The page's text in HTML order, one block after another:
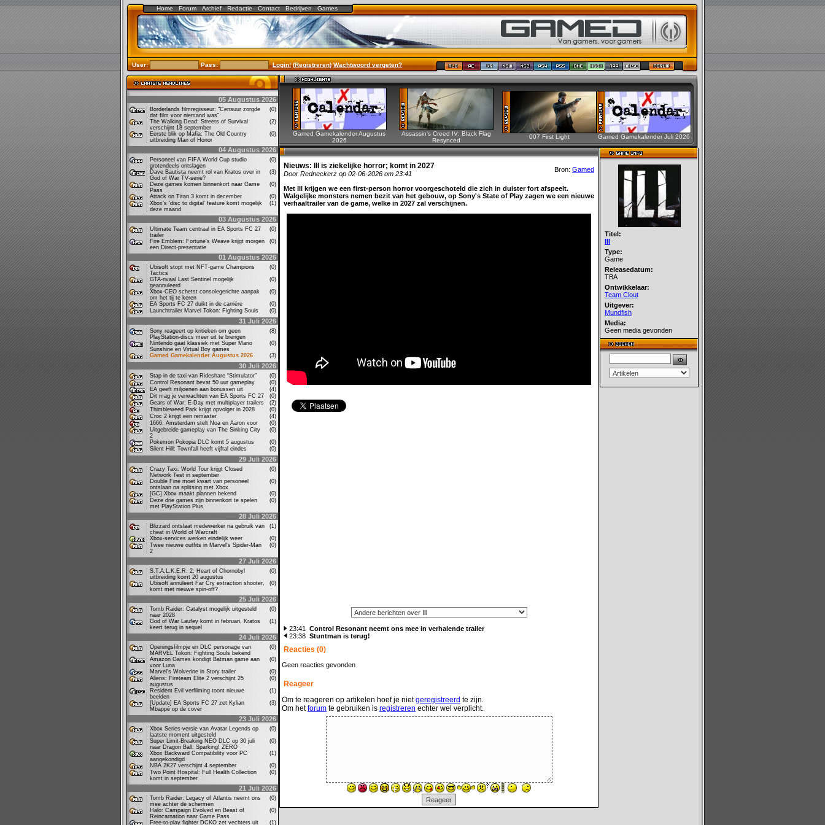
Home Forum Archief Redactie Contact Bedrijven Games
User: Pass: Login!(Registreren)Wachtwoord vergeten?
05 Augustus 2026
Borderlands filmregisseur: "Censuur zorgde
dat film voor niemand was"
(0)
The Walking Dead: Streets of Survival
verschijnt 18 september
(2)
Eerste blik op Mafia: The Old Country
uitbreiding Man of Honor
(0)
04 Augustus 2026
Personeel van FIFA World Cup studio
grotendeels ontslagen
(0)
Dave Bautista neemt rol van Kratos over in
God of War TV-serie?
(3)
Deze games komen binnenkort naar Game
Pass
(0)
Attack on Titan 3 komt in december
(0)
Xbox’s ‘disc to digital’ feature komt mogelijk
deze maand
(1)
03 Augustus 2026
Ultimate Team centraal in EA Sports FC 27
trailer
(0)
Fire Emblem: Fortune's Weave krijgt morgen
een Direct-presentatie
(0)
01 Augustus 2026
Ubisoft stopt met NFT-game Champions
Tactics
(0)
GTA-rivaal Last Sentinel mogelijk
geannuleerd
(0)
Xbox-CEO schetst consolegerichte aanpak
om het tij te keren
(0)
EA Sports FC 27 duikt in de carrière
(0)
Launchtrailer Marvel Tokon: Fighting Souls
(0)
31 Juli 2026
Sony reageert op kritieken om geen
PlayStation-discs meer uit te brengen
(8)
Nintendo gaat klassiek met Super Mario
Sunshine en Virtual Boy games
(0)
Gamed Gamekalender Augustus 2026
(3)
30 Juli 2026
Stap in de taxi van Rideshare “Stimulator”
(0)
Control Resonant bevat 50 uur gameplay
(0)
EA geeft miljoenen aan bonussen uit
(4)
Dit mag je verwachten van EA Sports FC 27
(0)
Gears of War: E-Day met multiplayer trailers
(2)
Thimbleweed Park krijgt opvolger in 2028
(0)
Croc 2 krijgt een remaster
(4)
1666: Amsterdam stelt Noa en Aaron voor
(0)
Uitgebreide gameplay van The Sinking City
2
(0)
Pokemon Pokopia DLC komt 5 augustus
(0)
Silent Hill: Townfall heeft vijftal eindes
(0)
29 Juli 2026
Crazy Taxi: World Tour krijgt Closed
Network Test in september
(0)
Double Fine moet kwart van personeel
ontslaan na splitsing met Xbox
(0)
[GC] Xbox maakt plannen bekend
(0)
Deze drie games zijn binnenkort te spelen
met PlayStation Plus
(0)
28 Juli 2026
Blizzard ontslaat medewerker na gebruik van
cheat in World of Warcraft
(1)
Xbox-services werken eindelijk weer
(0)
Twee nieuwe outfits in Marvel's Spider-Man
2
(0)
27 Juli 2026
S.T.A.L.K.E.R. 2: Heart of Chornobyl
uitbreiding komt 20 augustus
(0)
Ubisoft annuleert Far Cry extraction shooter,
komt met nieuwe spin-off?
(0)
25 Juli 2026
Tomb Raider: Catalyst mogelijk uitgesteld
naar 2028
(0)
God of War Laufey komt in februari, Kratos
keert terug in sequel
(1)
24 Juli 2026
Openingsfilmpje en DLC personage van
MARVEL Tokon: Fighting Souls bekend
(0)
Amazon Games kondigt Batman game aan
voor Luna
(0)
Marvel's Wolverine in Story trailer
(0)
Aliens: Fireteam Elite 2 verschijnt 25
augustus
(0)
Resident Evil verfilming toont nieuwe
beelden
(1)
[Update] EA Sports FC 27 zet Kylian
Mbappé op de cover
(3)
23 Juli 2026
Xbox Series-versie van Avatar Legends op
laatste moment uitgesteld
(0)
Super Limit-Breaking NEO DLC op 30 juli
naar Dragon Ball: Sparking! ZERO
(0)
Xbox Backward Compatibility voor PC
aangekondigd
(1)
NBA 2K27 verschijnt 4 september
(0)
Two Point Hospital: Full Health Collection
komt in september
(0)
21 Juli 2026
Tomb Raider: Legacy of Atlantis neemt ons
mee achter de schermen
(0)
Halo: Campaign Evolved en Beast of
Reincarnation naar Game Pass
(0)
Free-to-play fighter DCKO zet vechters uit
(1)
Gamed Gamekalender Augustus
2026
Assassin’s Creed IV: Black Flag
Resynced
007 First Light Gamed Gamekalender Juli 2026
Nieuws: Ill is ziekelijke horror; komt in 2027
Door Redneckerz op 02-06-2026 om 23:41
Bron: Gamed
Met Ill krijgen we een first-person horror voorgeschoteld die zich in duister fort afspeelt.
Walgelijke monsters nemen bezit van het gebouw, op Sony's State of Play zagen we een nieuwe
verhaaltrailer van de game, welke in 2027 zal verschijnen.
23:41
Control Resonant neemt ons mee in verhalende trailer
23:38 Stuntman is terug!
Reacties (0)
Geen reacties gevonden
Reageer
Om te reageren op artikelen hoef je nietgeregistreerd te zijn.
Om hetforum te gebruiken is registreren echter wel verplicht.
Titel:
Ill
Type:
Game
Releasedatum:
TBA
Ontwikkelaar:
Team Clout
Uitgever:
Mundfish
Media:
Geen media gevonden